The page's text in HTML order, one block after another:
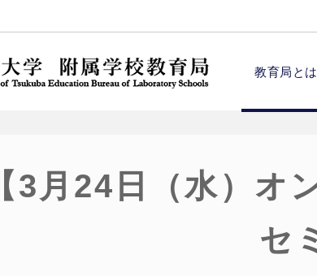
教育局とは
【3月24日（水）オ
セ